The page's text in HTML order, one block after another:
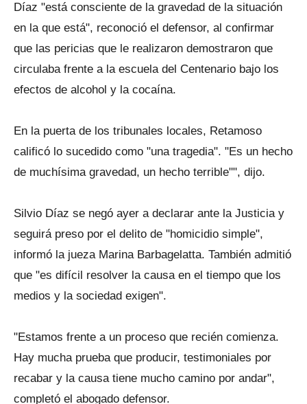
Díaz "está consciente de la gravedad de la situación
en la que está", reconoció el defensor, al confirmar
que las pericias que le realizaron demostraron que
circulaba frente a la escuela del Centenario bajo los
efectos de alcohol y la cocaína.
En la puerta de los tribunales locales, Retamoso
calificó lo sucedido como "una tragedia". "Es un hecho
de muchísima gravedad, un hecho terrible"", dijo.
Silvio Díaz se negó ayer a declarar ante la Justicia y
seguirá preso por el delito de "homicidio simple",
informó la jueza Marina Barbagelatta. También admitió
que "es difícil resolver la causa en el tiempo que los
medios y la sociedad exigen".
"Estamos frente a un proceso que recién comienza.
Hay mucha prueba que producir, testimoniales por
recabar y la causa tiene mucho camino por andar",
completó el abogado defensor.